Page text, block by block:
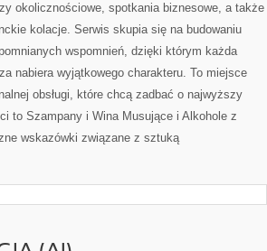
okolicznościowe, spotkania biznesowe, a także
kolacje. Serwis skupia się na budowaniu
wspomnień, dzięki którym każda
nabiera wyjątkowego charakteru. To miejsce
obsługi, które chcą zadbać o najwyższy
to Szampany i Wina Musujące i Alkohole z
wskazówki związane z sztuką